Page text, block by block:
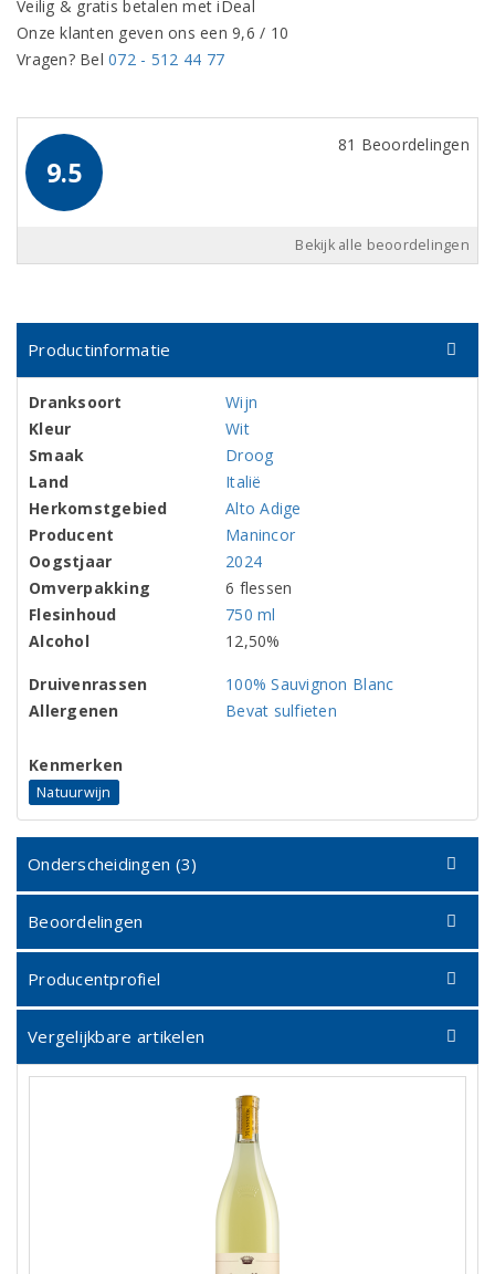
Veilig & gratis betalen met iDeal
Onze klanten geven ons een 9,6 / 10
Vragen? Bel072 - 512 44 77
9.5
81 Beoordelingen
Bekijk alle beoordelingen
Productinformatie
Dranksoort
Wijn
Kleur
Wit
Smaak
Droog
Land
Italië
Herkomstgebied
Alto Adige
Producent
Manincor
Oogstjaar
2024
Omverpakking
6 flessen
Flesinhoud
750 ml
Alcohol
12,50%
Druivenrassen
100% Sauvignon Blanc
Allergenen
Bevat sulfieten
Kenmerken
Natuurwijn
Onderscheidingen (3)
Beoordelingen
Producentprofiel
Vergelijkbare artikelen